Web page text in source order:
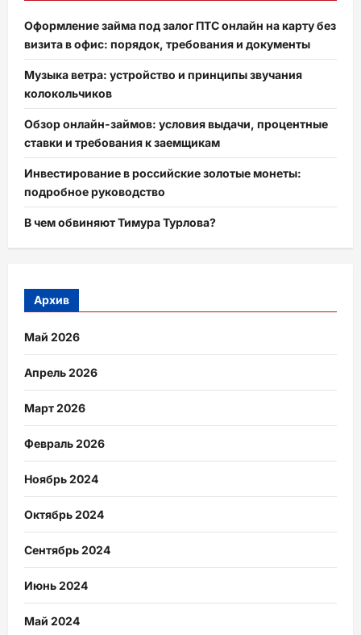
Оформление займа под залог ПТС онлайн на карту без
визита в офис: порядок, требования и документы
Музыка ветра: устройство и принципы звучания
колокольчиков
Обзор онлайн-займов: условия выдачи, процентные
ставки и требования к заемщикам
Инвестирование в российские золотые монеты:
подробное руководство
В чем обвиняют Тимура Турлова?
Архив
Май 2026
Апрель 2026
Март 2026
Февраль 2026
Ноябрь 2024
Октябрь 2024
Сентябрь 2024
Июнь 2024
Май 2024